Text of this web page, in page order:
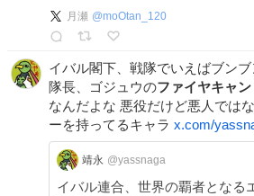
月瀬 @moOtan_120
イバル閣下、戦隊でいえばブン
隊長、ゴジュウのファイヤキャ
なんだよな 悪役だけど悪人では
ーを持ってるキャラ x.com/
靖永 @yassnaga
イバル連合、世界の覇者となる